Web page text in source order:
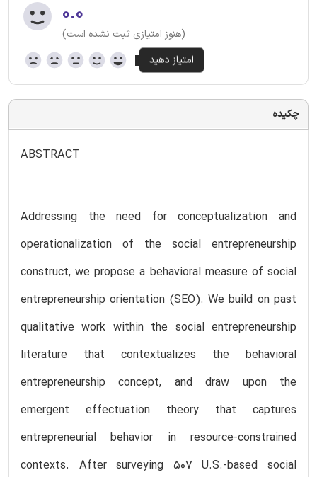
۰.۰
(هنوز امتیازی ثبت نشده است)
چکیده
ABSTRACT
Addressing the need for conceptualization and
operationalization of the social entrepreneurship
construct, we propose a behavioral measure of social
entrepreneurship orientation (SEO). We build on past
qualitative work within the social entrepreneurship
literature that contextualizes the behavioral
entrepreneurship concept, and draw upon the
emergent effectuation theory that captures
entrepreneurial behavior in resource-constrained
contexts. After surveying 507 U.S.-based social